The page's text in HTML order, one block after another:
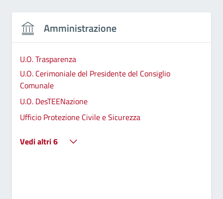
Amministrazione
U.O. Trasparenza
U.O. Cerimoniale del Presidente del Consiglio
Comunale
U.O. DesTEENazione
Ufficio Protezione Civile e Sicurezza
Vedi altri 6